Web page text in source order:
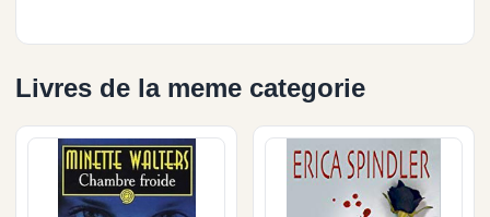
Livres de la meme categorie